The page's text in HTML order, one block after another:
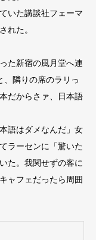
いた講談社フェーマ
れた。
た新宿の風月堂へ連
、隣りの席のラリっ
だからさァ、日本語
語はダメなんだ」女
ラーセンに「驚いた
た。我関せずの客に
ャフェだったら周囲